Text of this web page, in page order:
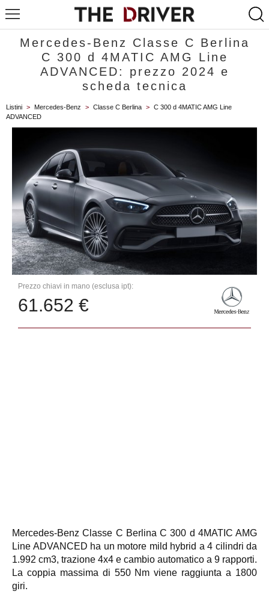
Mercedes-Benz Classe C Berlina
C 300 d 4MATIC AMG Line
ADVANCED: prezzo 2024 e
scheda tecnica
Listini > Mercedes-Benz > Classe C Berlina > C 300 d 4MATIC AMG Line
ADVANCED
Prezzo chiavi in mano (esclusa ipt):
61.652 €
Mercedes-Benz Classe C Berlina C 300 d 4MATIC AMG
Line ADVANCED ha un motore mild hybrid a 4 cilindri da
1.992 cm3, trazione 4x4 e cambio automatico a 9 rapporti.
La coppia massima di 550 Nm viene raggiunta a 1800
giri.